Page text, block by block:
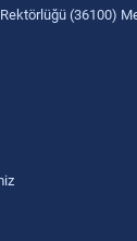
(36100)